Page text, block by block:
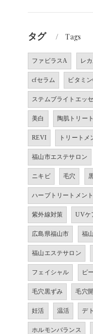
タグ Tags
ファビラスA レ
cfセラム ビタミ
ステムブライトエッ
美白 陶肌トリー
REVI トリートメ
福山市エステサロン
ニキビ 毛穴
ハーブトリートメント
紫外線対策 UVケ
広島県福山市 福
福山エステサロン
フェイシャル ピ
毛穴黒ずみ 毛穴
妊活 温活 デ
ホルモンバランス